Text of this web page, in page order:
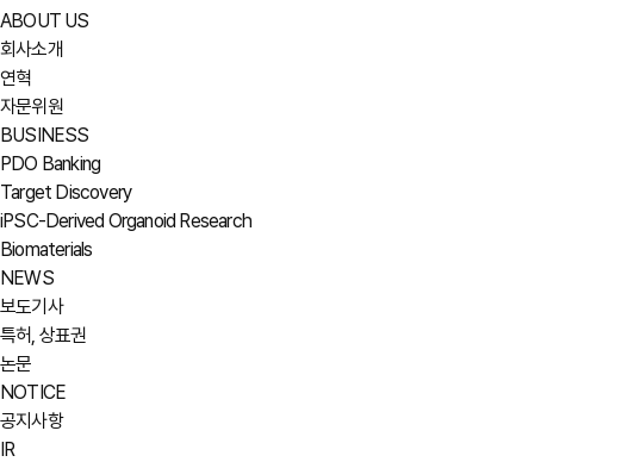
ABOUT US
회사소개
연혁
자문위원
BUSINESS
PDO Banking
Target Discovery
iPSC-Derived Organoid Research
Biomaterials
NEWS
보도기사
특허, 상표권
논문
NOTICE
공지사항
IR